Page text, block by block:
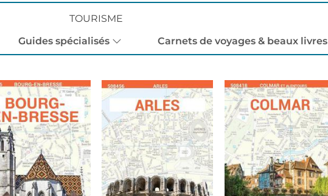
TOURISME
Guides spécialisés Carnets de voyages & beaux livres